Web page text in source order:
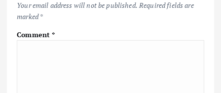
Your email address will not be published. Required fields are
marked*
Comment*